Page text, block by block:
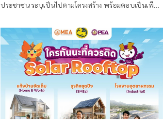
ประชาชน ระบุเป็นไปตามโครงสร้าง พร้อมตอบเป็นเพียง